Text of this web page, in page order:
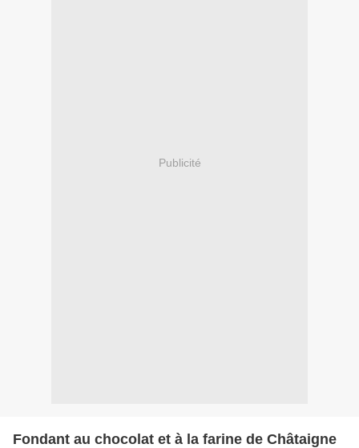
Publicité
Fondant au chocolat et à la farine de Châtaigne